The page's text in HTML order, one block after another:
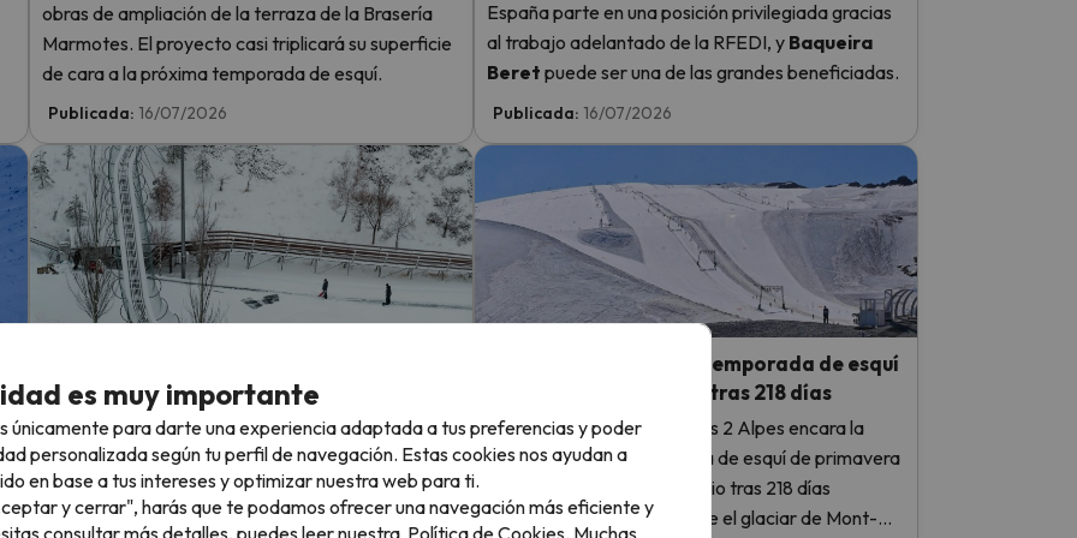
obras de ampliación de la terraza de la Brasería
Marmotes. El proyecto casi triplicará su superficie
de cara a la próxima temporada de esquí.
Publicada: 16/07/2026
España parte en una posición privilegiada gracias
al trabajo adelantado de la RFEDI, y Baqueira
Beret puede ser una de las grandes beneficiadas.
Publicada: 16/07/2026
más y una inversión de 42 millones
La estación granadina afronta la temporada
2026-2027 con una inversión que supera los 42
millones de euros.
Les 2 Alpes cerrará su temporada de esquí
de verano el 31 de julio tras 218 días
La estación francesa de Les 2 Alpes encara la
recta final de su temporada de esquí de primavera
y verano: cerrará el 31 de julio tras 218 días
consecutivos de nieve sobre el glaciar de Mont-
es muy importante
únicamente para darte una experiencia adaptada a tus preferencias y poder
personalizada según tu perfil de navegación. Estas cookies nos ayudan a
en base a tus intereses y optimizar nuestra web para ti.
y cerrar", harás que te podamos ofrecer una navegación más eficiente y
consultar más detalles, puedes leer nuestra Política de Cookies. Muchas